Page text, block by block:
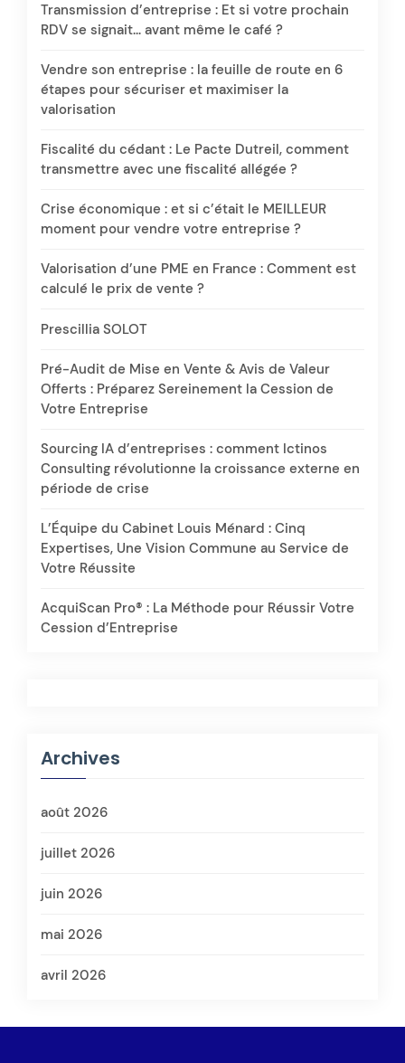
Transmission d’entreprise : Et si votre prochain
RDV se signait… avant même le café ?
Vendre son entreprise : la feuille de route en 6
étapes pour sécuriser et maximiser la
valorisation
Fiscalité du cédant : Le Pacte Dutreil, comment
transmettre avec une fiscalité allégée ?
Crise économique : et si c’était le MEILLEUR
moment pour vendre votre entreprise ?
Valorisation d’une PME en France : Comment est
calculé le prix de vente ?
Prescillia SOLOT
Pré-Audit de Mise en Vente & Avis de Valeur
Offerts : Préparez Sereinement la Cession de
Votre Entreprise
Sourcing IA d’entreprises : comment Ictinos
Consulting révolutionne la croissance externe en
période de crise
L’Équipe du Cabinet Louis Ménard : Cinq
Expertises, Une Vision Commune au Service de
Votre Réussite
AcquiScan Pro® : La Méthode pour Réussir Votre
Cession d’Entreprise
Archives
août 2026
juillet 2026
juin 2026
mai 2026
avril 2026